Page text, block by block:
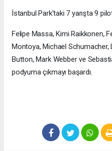
İstanbul Park'taki 7 yarışta 9
Felipe Massa, Kimi Raikkonen,
Montoya, Michael
Button, Mark Webber ve
podyuma çıkmayı başardı.